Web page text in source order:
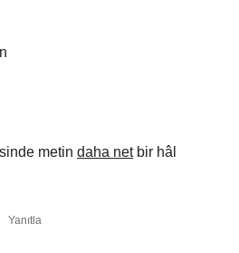
metin daha netbir hâl
Yanıtla